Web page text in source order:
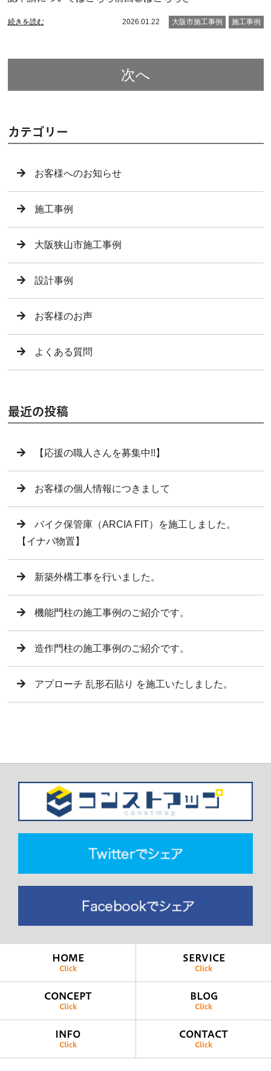
続きを読む 2026.01.22 大阪市施工事例 施工事例
次へ
カテゴリー
お客様へのお知らせ
施工事例
大阪狭山市施工事例
設計事例
お客様のお声
よくある質問
最近の投稿
【応援の職人さんを募集中!!】
お客様の個人情報につきまして
バイク保管庫（ARCIA FIT）を施工しました。
【イナバ物置】
新築外構工事を行いました。
機能門柱の施工事例のご紹介です。
造作門柱の施工事例のご紹介です。
アプローチ 乱形石貼り を施工いたしました。
HOME
Click
SERVICE
Click
CONCEPT
Click
BLOG
Click
INFO
Click
CONTACT
Click